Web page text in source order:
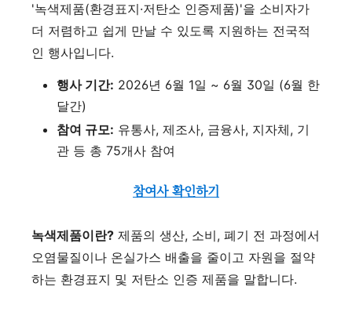
'녹색제품(환경표지·저탄소 인증제품)'을 소비자가
더 저렴하고 쉽게 만날 수 있도록 지원하는 전국적
인 행사입니다.
행사 기간: 2026년 6월 1일 ~ 6월 30일 (6월 한
달간)
참여 규모: 유통사, 제조사, 금융사, 지자체, 기
관 등 총 75개사 참여
참여사 확인하기
녹색제품이란? 제품의 생산, 소비, 폐기 전 과정에서
오염물질이나 온실가스 배출을 줄이고 자원을 절약
하는 환경표지 및 저탄소 인증 제품을 말합니다.